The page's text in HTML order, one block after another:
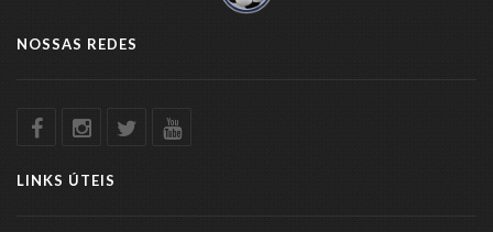
NOSSAS REDES
LINKS ÚTEIS